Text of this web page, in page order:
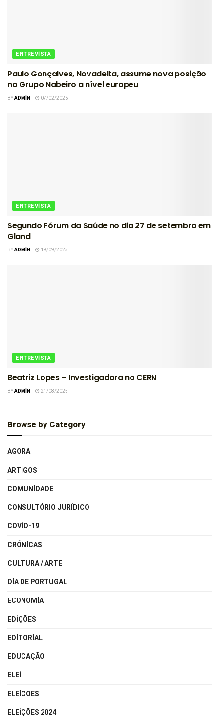
ENTREVISTA
Paulo Gonçalves, Novadelta, assume nova posição
no Grupo Nabeiro a nível europeu
BYADMIN 07/02/2026
ENTREVISTA
Segundo Fórum da Saúde no dia 27 de setembro em
Gland
BYADMIN 19/09/2025
ENTREVISTA
Beatriz Lopes – Investigadora no CERN
BYADMIN 21/08/2025
Browse by Category
ÁGORA
ARTIGOS
COMUNIDADE
CONSULTÓRIO JURÍDICO
COVID-19
CRÓNICAS
CULTURA / ARTE
DIA DE PORTUGAL
ECONOMIA
EDIÇÕES
EDITORIAL
EDUCAÇÃO
ELEI
ELEICOES
ELEIÇÕES 2024